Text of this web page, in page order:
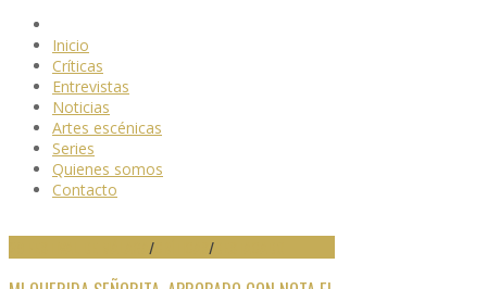
Inicio
Críticas
Entrevistas
Noticias
Artes escénicas
Series
Quienes somos
Contacto
/ /